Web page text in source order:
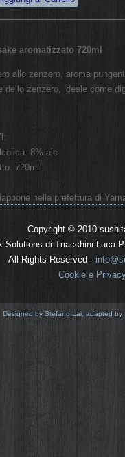
aromatizzato 720ml
allo zenzero, aroma
dello zenzero, ideale come
:
8% alc
720ml
nella prefettura di
Copyright © 2010
di Triacchini Luca
All Rights Reserved -
Cookie e
Designed by Stefano Lai, adapted by